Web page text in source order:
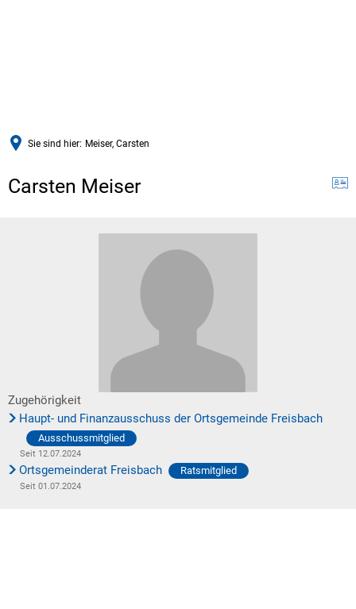
Sie sind hier: Meiser, Carsten
Carsten Meiser
Zugehörigkeit
Haupt- und Finanzausschuss der Ortsgemeinde Freisbach
Ausschussmitglied
Seit 12.07.2024
Ortsgemeinderat Freisbach Ratsmitglied
Seit 01.07.2024